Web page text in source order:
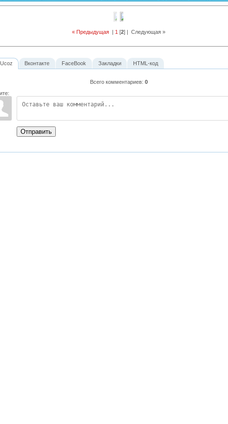
« Предыдущая| 1 [2] | Следующая »
Ucoz
Всего комментариев: 0
Отправить
Вконтакте FaceBook Закладки HTML-код